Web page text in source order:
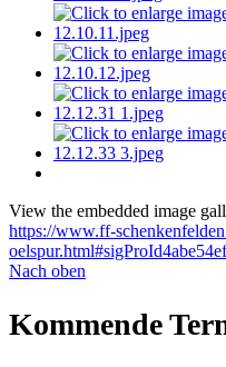
View the embedded image
https://www.ff-
Nach oben
Kommende